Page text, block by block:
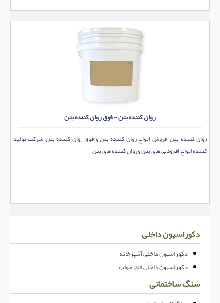
روان کننده بتن - فوق روان کننده بتن
روان كننده بتن-فروش انواع روان کننده بتن و فوق روان کننده بتن, شرکت تولید
کننده انواع افزودنی های بتن و روان کننده های بتن
دکوراسیون داخلی
دکوراسیون داخلی آشپزخانه
دکوراسیون داخلی اتاق خواب
سنگ ساختمانی